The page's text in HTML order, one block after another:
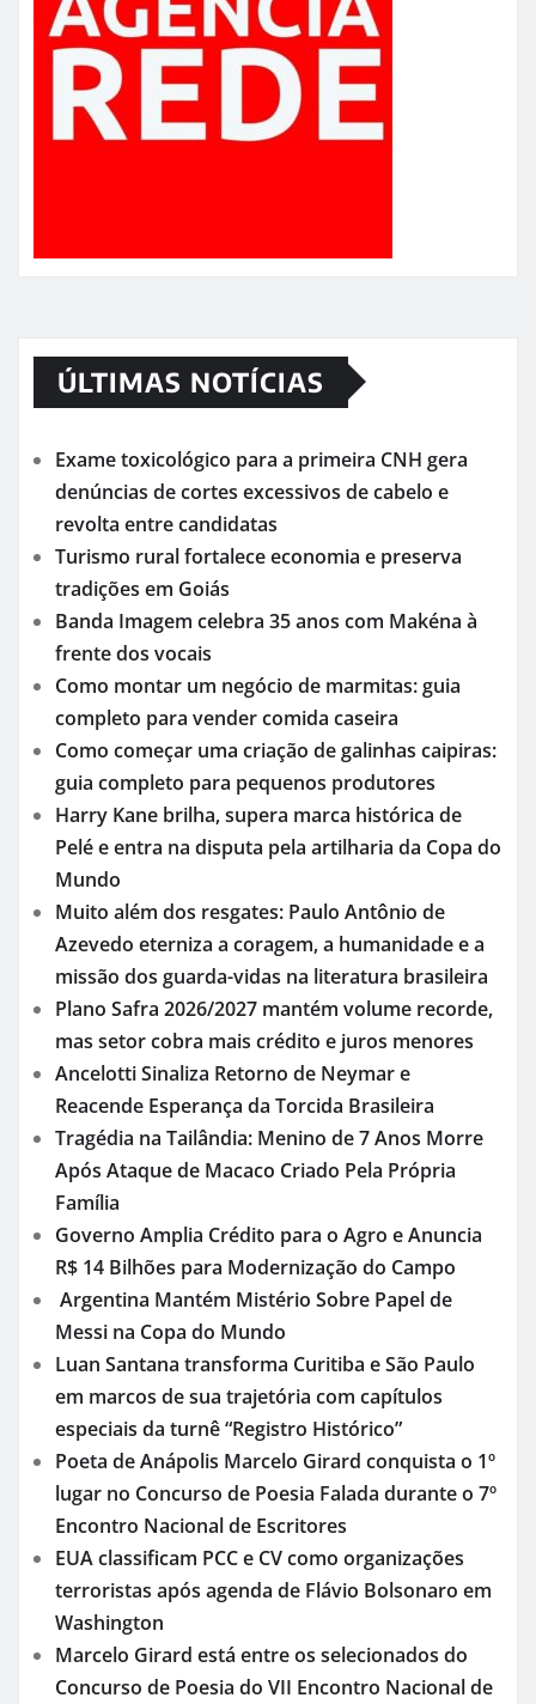
ÚLTIMAS NOTÍCIAS
Exame toxicológico para a primeira CNH gera
denúncias de cortes excessivos de cabelo e
revolta entre candidatas
Turismo rural fortalece economia e preserva
tradições em Goiás
Banda Imagem celebra 35 anos com Makéna à
frente dos vocais
Como montar um negócio de marmitas: guia
completo para vender comida caseira
Como começar uma criação de galinhas caipiras:
guia completo para pequenos produtores
Harry Kane brilha, supera marca histórica de
Pelé e entra na disputa pela artilharia da Copa do
Mundo
Muito além dos resgates: Paulo Antônio de
Azevedo eterniza a coragem, a humanidade e a
missão dos guarda-vidas na literatura brasileira
Plano Safra 2026/2027 mantém volume recorde,
mas setor cobra mais crédito e juros menores
Ancelotti Sinaliza Retorno de Neymar e
Reacende Esperança da Torcida Brasileira
Tragédia na Tailândia: Menino de 7 Anos Morre
Após Ataque de Macaco Criado Pela Própria
Família
Governo Amplia Crédito para o Agro e Anuncia
R$ 14 Bilhões para Modernização do Campo
Argentina Mantém Mistério Sobre Papel de
Messi na Copa do Mundo
Luan Santana transforma Curitiba e São Paulo
em marcos de sua trajetória com capítulos
especiais da turnê “Registro Histórico”
Poeta de Anápolis Marcelo Girard conquista o 1º
lugar no Concurso de Poesia Falada durante o 7º
Encontro Nacional de Escritores
EUA classificam PCC e CV como organizações
terroristas após agenda de Flávio Bolsonaro em
Washington
Marcelo Girard está entre os selecionados do
Concurso de Poesia do VII Encontro Nacional de